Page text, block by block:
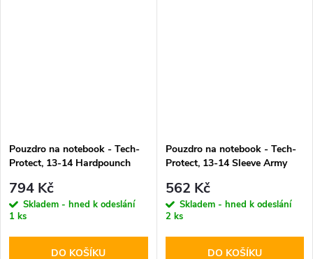
Pouzdro na notebook - Tech-
Protect, 13-14 Hardpounch
794 Kč
Skladem - hned k odeslání
1 ks
DO KOŠÍKU
Pouzdro na notebook - Tech-
Protect, 13-14 Sleeve Army
562 Kč
Skladem - hned k odeslání
2 ks
DO KOŠÍKU